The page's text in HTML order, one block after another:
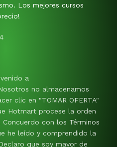
Los mejores cursos
a
no almacenamos
clic en "TOMAR OFERTA"
Hotmart procese la orden
con los Términos
he leído y comprendido la
que soy mayor de